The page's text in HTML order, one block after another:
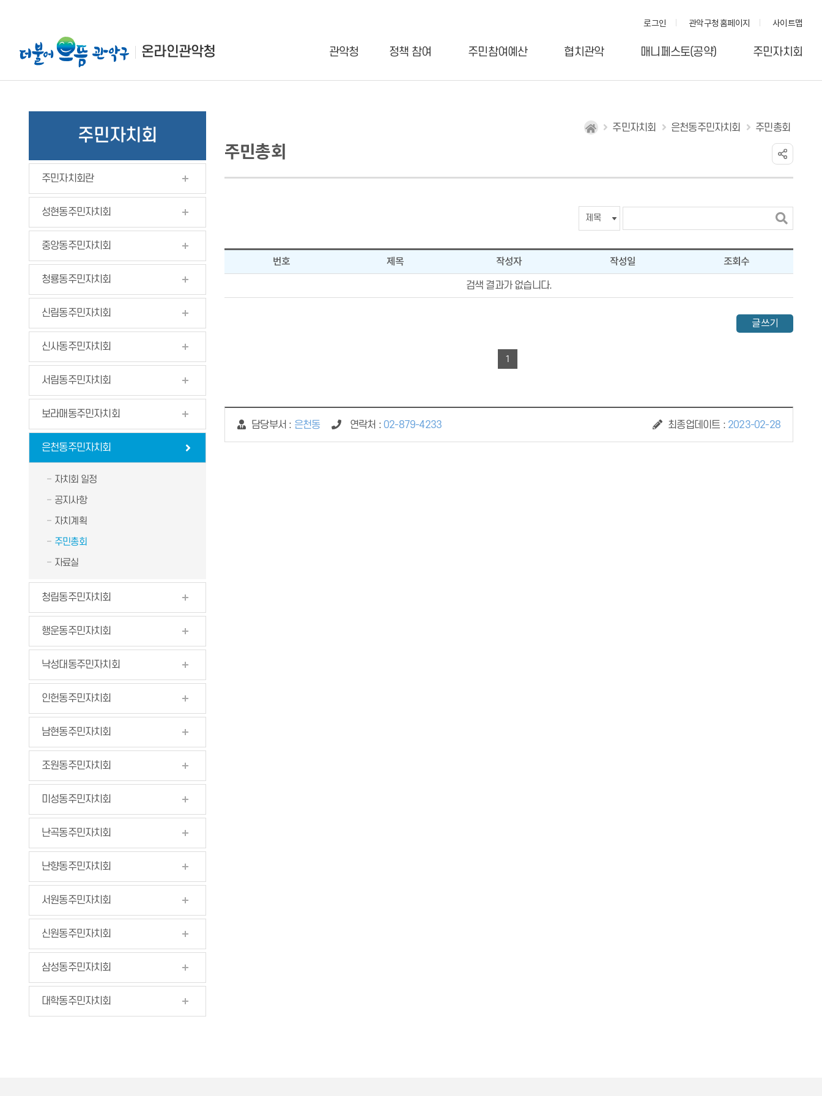
기
가
로
로그인 관악구청 홈페이지 사이트맵
온라인관악청 관악청 정책 참여 주민참여예산 협치관악 매니페스토(공약) 주민자치회
주민자치회
주민자치회란
성현동주민자치회
중앙동주민자치회
청룡동주민자치회
신림동주민자치회
신사동주민자치회
서림동주민자치회
보라매동주민자치회
은천동주민자치회
자치회 일정
공지사항
자치계획
주민총회
자료실
청림동주민자치회
행운동주민자치회
낙성대동주민자치회
인헌동주민자치회
남현동주민자치회
조원동주민자치회
미성동주민자치회
난곡동주민자치회
난향동주민자치회
서원동주민자치회
신원동주민자치회
삼성동주민자치회
대학동주민자치회
주민자치회 은천동주민자치회 주민총회
주민총회
색
입
력
번호 제목 작성자 작성일 조회수
검색 결과가 없습니다.
글쓰기
1
담당부서 : 은천동 연락처 : 02-879-4233 최종업데이트 : 2023-02-28